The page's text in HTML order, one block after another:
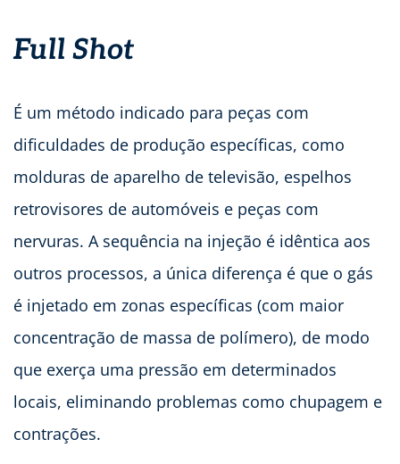
Full Shot
É um método indicado para peças com
dificuldades de produção específicas, como
molduras de aparelho de televisão, espelhos
retrovisores de automóveis e peças com
nervuras. A sequência na injeção é idêntica aos
outros processos, a única diferença é que o gás
é injetado em zonas específicas (com maior
concentração de massa de polímero), de modo
que exerça uma pressão em determinados
locais, eliminando problemas como chupagem e
contrações.